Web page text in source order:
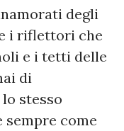
degli
i riflettori che
e i tetti delle
di
stesso
come